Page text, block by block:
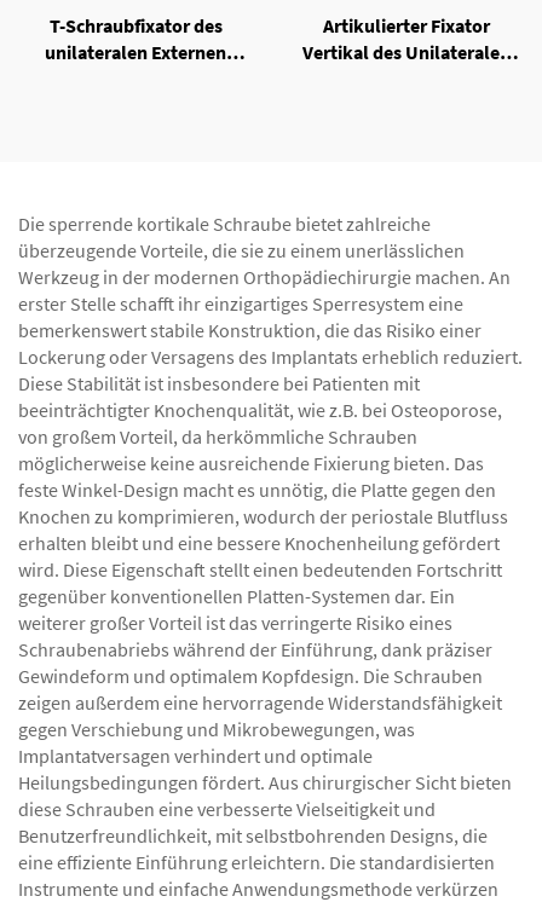
T-Schraubfixator des
unilateralen Externen
Artikulierter Fixator
Vertikal des Unilateralen
Die sperrende kortikale Schraube bietet zahlreiche
überzeugende Vorteile, die sie zu einem unerlässlichen
Werkzeug in der modernen Orthopädiechirurgie machen. An
erster Stelle schafft ihr einzigartiges Sperresystem eine
bemerkenswert stabile Konstruktion, die das Risiko einer
Lockerung oder Versagens des Implantats erheblich reduziert.
Diese Stabilität ist insbesondere bei Patienten mit
beeinträchtigter Knochenqualität, wie z.B. bei Osteoporose,
von großem Vorteil, da herkömmliche Schrauben
möglicherweise keine ausreichende Fixierung bieten. Das
feste Winkel-Design macht es unnötig, die Platte gegen den
Knochen zu komprimieren, wodurch der periostale Blutfluss
erhalten bleibt und eine bessere Knochenheilung gefördert
wird. Diese Eigenschaft stellt einen bedeutenden Fortschritt
gegenüber konventionellen Platten-Systemen dar. Ein
weiterer großer Vorteil ist das verringerte Risiko eines
Schraubenabriebs während der Einführung, dank präziser
Gewindeform und optimalem Kopfdesign. Die Schrauben
zeigen außerdem eine hervorragende Widerstandsfähigkeit
gegen Verschiebung und Mikrobewegungen, was
Implantatversagen verhindert und optimale
Heilungsbedingungen fördert. Aus chirurgischer Sicht bieten
diese Schrauben eine verbesserte Vielseitigkeit und
Benutzerfreundlichkeit, mit selbstbohrenden Designs, die
eine effiziente Einführung erleichtern. Die standardisierten
Instrumente und einfache Anwendungsmethode verkürzen